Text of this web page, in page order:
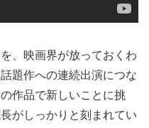
、映画界が放っておくわ
題作への連続出演につな
作品で新しいことに挑
がしっかりと刻まれてい